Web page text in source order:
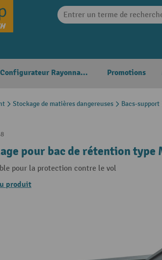
Configurateur Rayonnages Promotions
Stockage de matières dangereuses Bacs-support
pour bac de rétention
pour la protection contre le vol
produit